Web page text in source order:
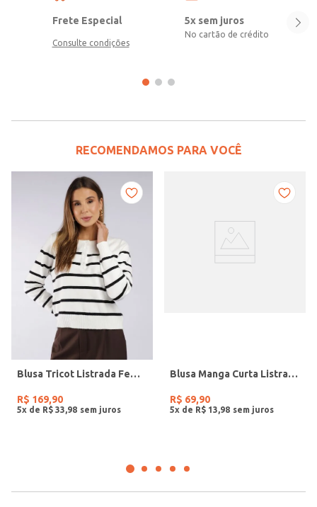
Frete Especial
Consulte condições
5x sem juros
No cartão de crédito
RECOMENDAMOS PARA VOCÊ
Blusa Tricot Listrada Feminina BRANCO/BRANCO/PRETO
R$ 169,90
5x de R$ 33 98
Blusa Manga Curta Listrada Feminina PRETO/PRETO/OFF WHITE
R$ 69,90
5x de R$ 13 98